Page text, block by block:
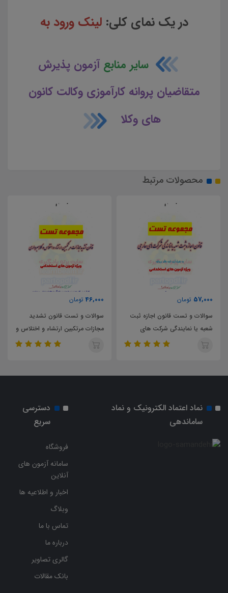
در یک نمای کلی:لینک ورود به
سایر منابع آزمون پذیرش
متقاضیان پروانه کارآموزی وکالت کانون
های وکلا
محصولات مرتبط
57,000 تومان
سوالات و تست قانون اجازه ثبت
شعبه یا نمایندگی شرکت های
خارجی
46,000 تومان
سوالات و تست قانون تشديد
مجازات مرتكبين ارتشاء و اختلاس و
كلاهبرداری
نماد اعتماد الکترونیک و نماد
ساماندهی
دسترسی
سریع
فروشگاه
سامانه آزمون های
آنلاین
اخبار و اطلاعیه ها
وبلاگ
تماس با ما
درباره ما
گالری تصاویر
بانک مقالات